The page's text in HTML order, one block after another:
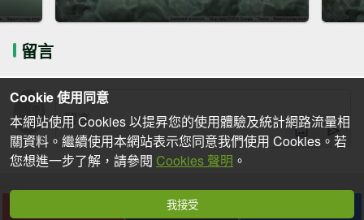
留言
下載
Cookie 使用同意
本網站使用 Cookies 以提昇您的使用體驗及統計網路流量相
關資料。繼續使用本網站表示您同意我們使用 Cookies。若
您想進一步了解，請參閱 Cookies 聲明 。
我接受